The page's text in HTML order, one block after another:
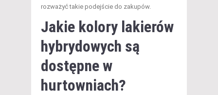
rozważyć takie podejście do zakupów.
Jakie kolory lakierów
hybrydowych są
dostępne w
hurtowniach?